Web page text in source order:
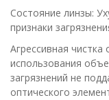
Состояние линзы:
признаки
Агрессивная
использования
загрязнений не
оптического